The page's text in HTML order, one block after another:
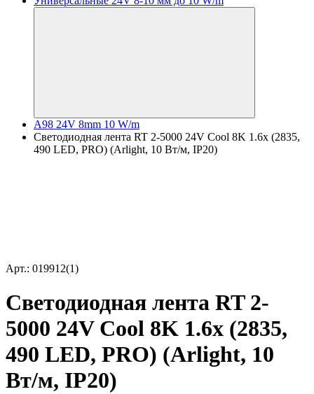
A98 24V 8mm 10 W/m
Светодиодная лента RT 2-5000 24V Cool 8K 1.6x (2835,
490 LED, PRO) (Arlight, 10 Вт/м, IP20)
Арт.: 019912(1)
Светодиодная лента RT 2-
5000 24V Cool 8K 1.6x (2835,
490 LED, PRO) (Arlight, 10
Вт/м, IP20)